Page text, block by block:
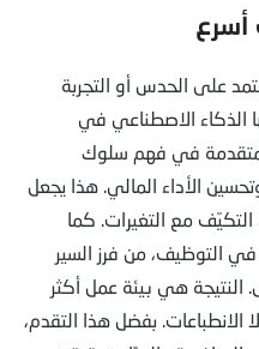
على الحدس أو التجربة
الذكاء الاصطناعي في
المتقدمة في فهم سلوك
الأداء المالي. هذا يجعل
مع التغيرات. كما
التوظيف، من فرز السير
النتيجة هي بيئة عمل أكثر
الانطباعات. بفضل هذا التقدم،